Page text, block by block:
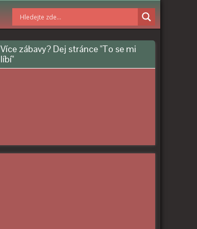
Více zábavy? Dej stránce "To se mi
líbí"